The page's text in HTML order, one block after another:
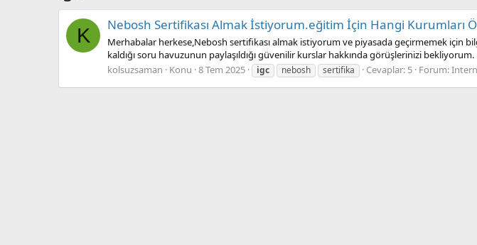
K Nebosh Sertifikası Almak İstiyorum.eğitim İçin Hangi Kurumları
Merhabalar herkese,Nebosh sertifikası almak istiyorum ve piyasada geçirmemek için
kaldığı soru havuzunun paylaşıldığı güvenilir kurslar hakkında görüşlerinizi bekliyorum.
kolsuzsaman
Konu 8 Tem 2025 igc nebosh sertifika Cevaplar: 5 Forum: